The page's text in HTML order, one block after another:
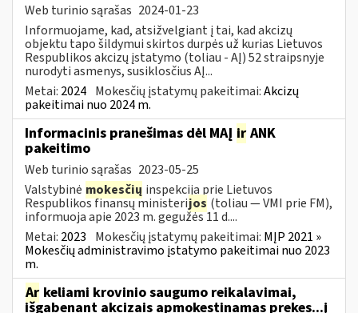
Web turinio sąrašas 2024-01-23
Informuojame, kad, atsižvelgiant į tai, kad akcizų
objektu tapo šildymui skirtos durpės už kurias Lietuvos
Respublikos akcizų įstatymo (toliau - AĮ) 52 straipsnyje
nurodyti asmenys, susiklosčius AĮ...
Metai: 2024 Mokesčių įstatymų pakeitimai:Akcizų
pakeitimai nuo 2024 m.
Informacinis pranešimas dėl MAĮ ir ANK
pakeitimo
Web turinio sąrašas 2023-05-25
Valstybinė mokesčių inspekcija prie Lietuvos
Respublikos finansų ministerijos (toliau — VMI prie FM),
informuoja apie 2023 m. gegužės 11 d....
Metai: 2023 Mokesčių įstatymų pakeitimai: MĮP 2021 »
Mokesčių administravimo įstatymo pakeitimai nuo 2023
m.
Ar keliami krovinio saugumo reikalavimai,
išgabenant akcizais apmokestinamas prekes...į